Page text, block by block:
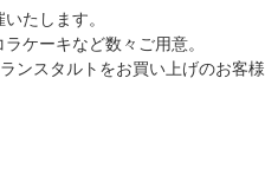
たします。
ケーキなど数々ご用意。
ンスタルトをお買い上げのお客様